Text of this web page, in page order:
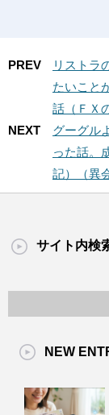
PREV
リストラ
たいこと
話（ＦＸ
NEXT
グーグル
った話。
記）（異
サイト内検
NEW